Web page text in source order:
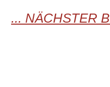
... NÄCHSTER